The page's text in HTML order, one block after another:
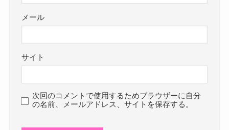
メール
サイト
次回のコメントで使用するためブラウザーに自分
の名前、メールアドレス、サイトを保存する。